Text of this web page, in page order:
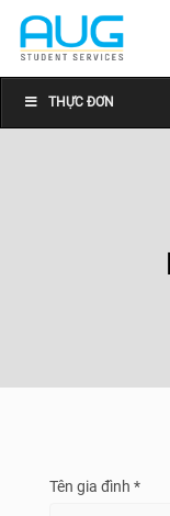
THỰC ĐƠN
Tên gia đình *